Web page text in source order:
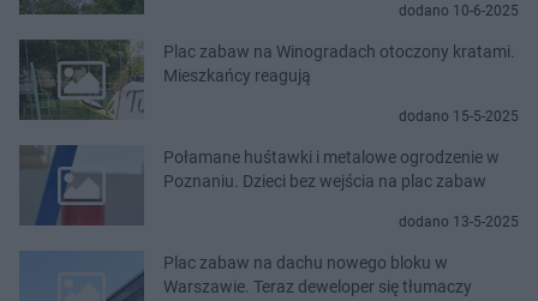
dodano 10-6-2025
Plac zabaw na Winogradach otoczony kratami.
Mieszkańcy reagują
dodano 15-5-2025
Połamane huśtawki i metalowe ogrodzenie w
Poznaniu. Dzieci bez wejścia na plac zabaw
dodano 13-5-2025
Plac zabaw na dachu nowego bloku w
Warszawie. Teraz deweloper się tłumaczy